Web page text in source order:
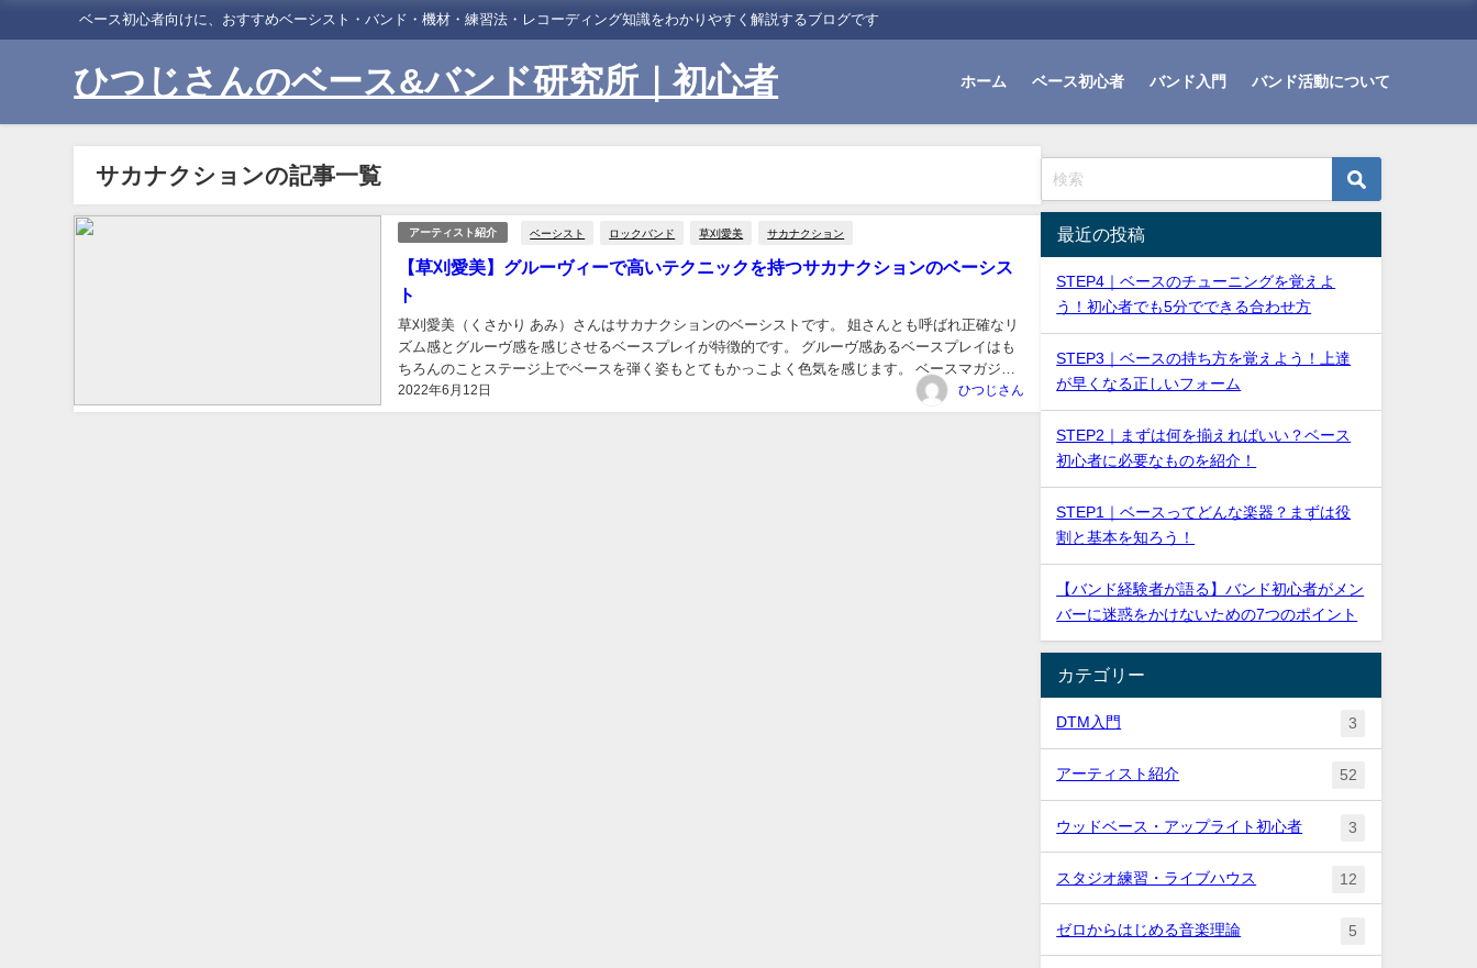
ベース初心者向けに、おすすめベーシスト・バンド・機材・練習法・レコーディング知識をわかりやすく解説するブログです
ひつじさんのベース&バンド研究所｜初心者 ホーム ベース初心者 バンド入門 バンド活動について
サカナクションの記事一覧
アーティスト紹介 ベーシスト ロックバンド 草刈愛美 サカナクション
【草刈愛美】グルーヴィーで高いテクニックを持つサカナクションのベーシス
ト
2022年6月12日
草刈愛美（くさかり あみ）さんはサカナクションのベーシストです。 姐さんとも呼ばれ正確なリ
ズム感とグルーヴ感を感じさせるベースプレイが特徴的です。 グルーヴ感あるベースプレイはも
ちろんのことステージ上でベースを弾く姿もとてもかっこよく色気を感じます。 ベースマガジン
の表紙を飾ったこともありベーシスト...
ひつじさん
最近の投稿
STEP4｜ベースのチューニングを覚えよ
う！初心者でも5分でできる合わせ方
STEP3｜ベースの持ち方を覚えよう！上達
が早くなる正しいフォーム
STEP2｜まずは何を揃えればいい？ベース
初心者に必要なものを紹介！
STEP1｜ベースってどんな楽器？まずは役
割と基本を知ろう！
【バンド経験者が語る】バンド初心者がメン
バーに迷惑をかけないための7つのポイント
カテゴリー
DTM入門 3
アーティスト紹介 52
ウッドベース・アップライト初心者 3
スタジオ練習・ライブハウス 12
ゼロからはじめる音楽理論 5